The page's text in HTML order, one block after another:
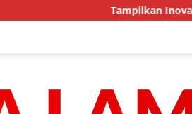
Tampilkan Inovasi